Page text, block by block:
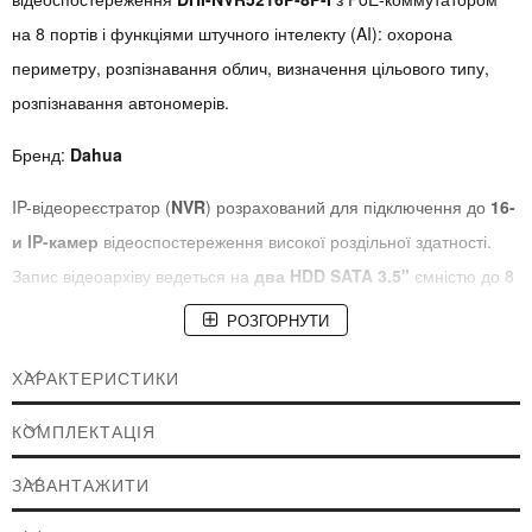
на 8 портів і функціями штучного інтелекту (AI): охорона
периметру, розпізнавання облич, визначення цільового типу,
розпізнавання автономерів.
Бренд: Dahua
IP-відеореєстратор (NVR) розрахований для підключення до 16-
и IP-камер відеоспостереження високої роздільної здатності.
Запис відеоархіву ведеться на два HDD SATA 3.5" ємністю до 8
купуються окремо). Стандарт компресії відео
Перегляд зображення можливий за допомогою звичайного
комп'ютерного монітора або телевізора, а також через локальну
або глобальну мережу Інтернет, використовуючи ПК, смартфон
РОЗГОРНУТИ
ХАРАКТЕРИСТИКИ
КОМПЛЕКТАЦІЯ
ЗАВАНТАЖИТИ